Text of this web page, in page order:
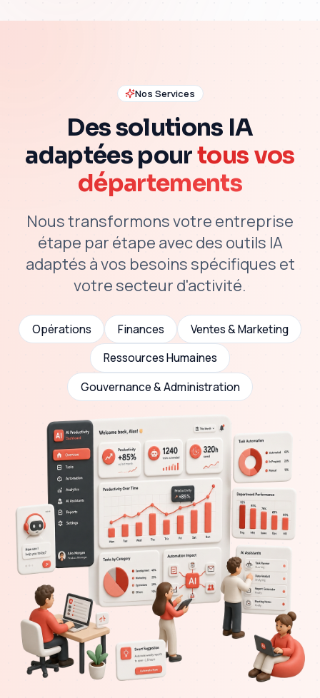
Nos Services
Des solutions IA
adaptées pourtous vos
départements
Nous transformons votre entreprise
étape par étape avec des outils IA
adaptés à vos besoins spécifiques et
votre secteur d'activité.
Opérations Finances
Ventes & Marketing
Ressources Humaines
Gouvernance & Administration